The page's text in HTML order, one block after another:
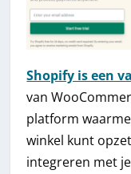
Shopify is een
van
platform
winkel kunt
integreren met